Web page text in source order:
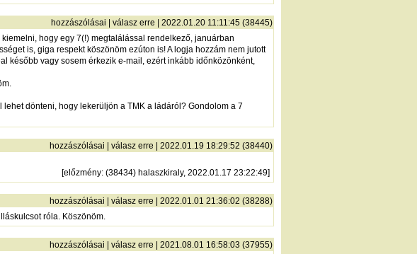
hozzászólásai | válasz erre | 2022.01.20 11:11:45 (38445)
hogy egy 7(!) megtalálással rendelkező, januárban
is, giga respekt köszönöm ezúton is! A logja hozzám nem jutott
később vagy sosem érkezik e-mail, ezért inkább időnközönként,
dönteni, hogy lekerüljön a TMK a ládáról? Gondolom a 7
hozzászólásai | válasz erre | 2022.01.19 18:29:52 (38440)
[előzmény: (38434) halaszkiraly, 2022.01.17 23:22:49]
hozzászólásai | válasz erre | 2022.01.01 21:36:02 (38288)
róla. Köszönöm.
hozzászólásai | válasz erre | 2021.08.01 16:58:03 (37955)